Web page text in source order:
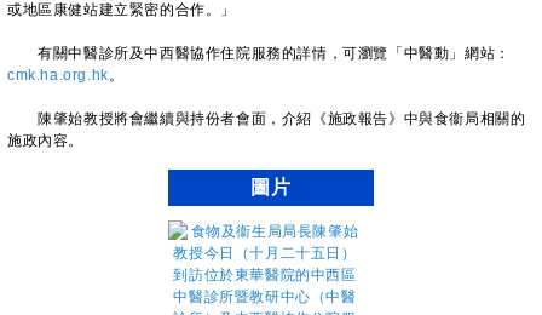
或地區康健站建立緊密的合作。」
有關中醫診所及中西醫協作住院服務的詳情，可瀏覽「中醫動」網站：
cmk.ha.org.hk。
陳肇始教授將會繼續與持份者會面，介紹《施政報告》中與食衞局相關的
施政內容。
圖片